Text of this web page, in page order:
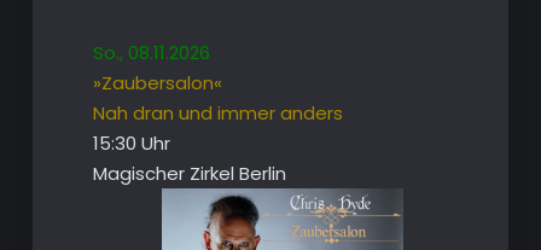
So., 08.11.2026
»Zaubersalon«
Nah dran und immer anders
15:30 Uhr
Magischer Zirkel Berlin